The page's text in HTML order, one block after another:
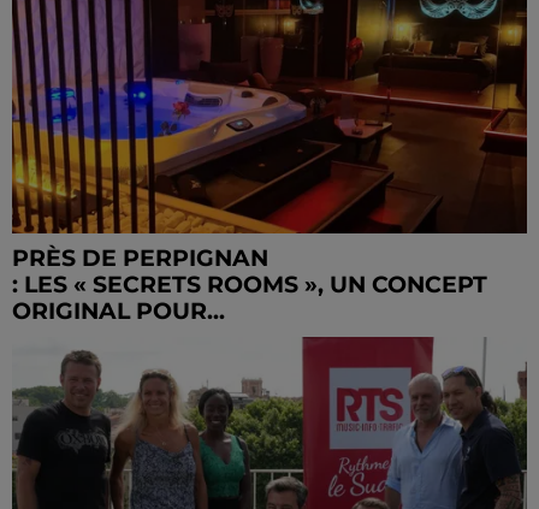
PRÈS DE PERPIGNAN
: LES « SECRETS ROOMS », UN CONCEPT
ORIGINAL POUR...